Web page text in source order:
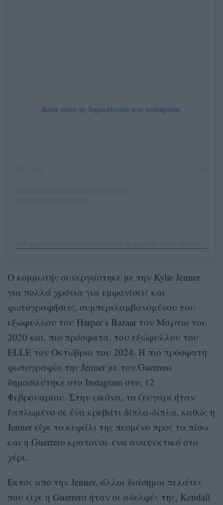
Δείτε αυτή τη δημοσίευση στο Instagram.
Ο κομμωτής συνεργάστηκε με την Kylie Jenner
για πολλά χρόνια για εμφανίσεις και
φωτογραφήσεις, συμπεριλαμβανομένου του
εξώφυλλου του Harper’s Bazaar τον Μάρτιο του
2020 και, πιο πρόσφατα, του εξώφυλλου του
ELLE τον Οκτώβριο του 2024. Η πιο πρόσφατη
φωτογραφία της Jenner με τον Guerrero
δημοσιεύτηκε στο Instagram στις 12
Φεβρουαρίου. Στην εικόνα, το ζευγάρι ήταν
ξαπλωμένο σε ένα κρεβάτι δίπλα-δίπλα, καθώς η
Jenner είχε το κεφάλι της πεσμένο προς τα πίσω
και η Guerrero κρατούσε ένα αναψυκτικό στο
χέρι.
Εκτός από την Jenner, άλλοι διάσημοι πελάτες
που είχε η Guerrero ήταν οι αδελφές της, Kendall